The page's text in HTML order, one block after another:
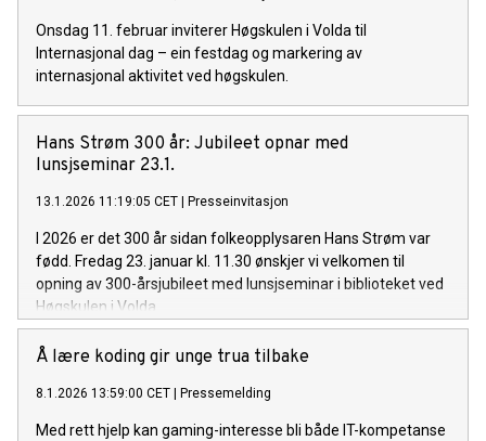
Onsdag 11. februar inviterer Høgskulen i Volda til
Internasjonal dag – ein festdag og markering av
internasjonal aktivitet ved høgskulen.
Hans Strøm 300 år: Jubileet opnar med
lunsjseminar 23.1.
13.1.2026 11:19:05 CET Presseinvitasjon
I 2026 er det 300 år sidan folkeopplysaren Hans Strøm var
fødd. Fredag 23. januar kl. 11.30 ønskjer vi velkomen til
opning av 300-årsjubileet med lunsjseminar i biblioteket ved
Høgskulen i Volda.
Å lære koding gir unge trua tilbake
8.1.2026 13:59:00 CET Pressemelding
Med rett hjelp kan gaming-interesse bli både IT-kompetanse